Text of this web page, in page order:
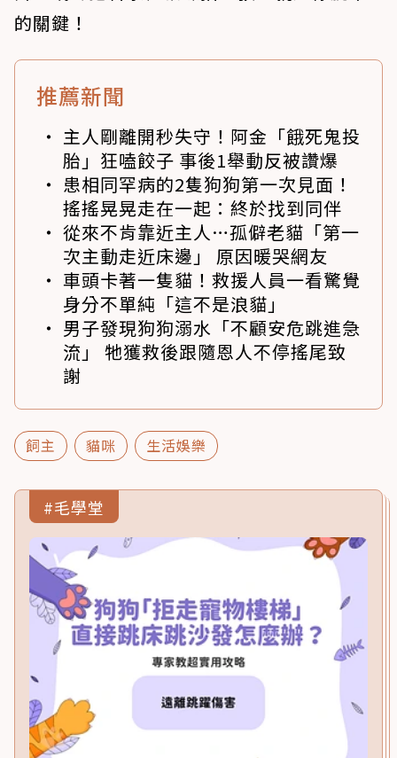
的關鍵！
推薦新聞
主人剛離開秒失守！阿金「餓死鬼投
胎」狂嗑餃子 事後1舉動反被讚爆
患相同罕病的2隻狗狗第一次見面！
搖搖晃晃走在一起：終於找到同伴
從來不肯靠近主人…孤僻老貓「第一
次主動走近床邊」 原因暖哭網友
車頭卡著一隻貓！救援人員一看驚覺
身分不單純「這不是浪貓」
男子發現狗狗溺水「不顧安危跳進急
流」 牠獲救後跟隨恩人不停搖尾致
謝
飼主 貓咪 生活娛樂
#毛學堂